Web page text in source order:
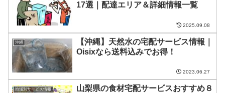
17選｜配達エリア＆詳細情報一覧
2025.09.08
沖縄
【沖縄】天然水の宅配サービス情報｜
Oisixなら送料込みでお得！
2023.06.27
地域別サービス情報
山梨県の食材宅配サービスおすすめ８